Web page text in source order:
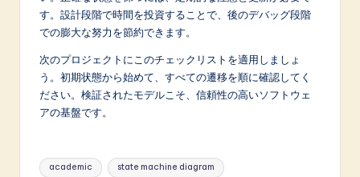
す。設計段階で時間を投資することで、後のデバッグ段階
での膨大な努力を節約できます。
次のプロジェクトにこのチェックリストを適用しましょ
う。初期状態から始めて、すべての遷移を順に確認してく
ださい。検証されたモデルこそ、信頼性の高いソフトウェ
アの基盤です。
Tags:
academic state machine diagram